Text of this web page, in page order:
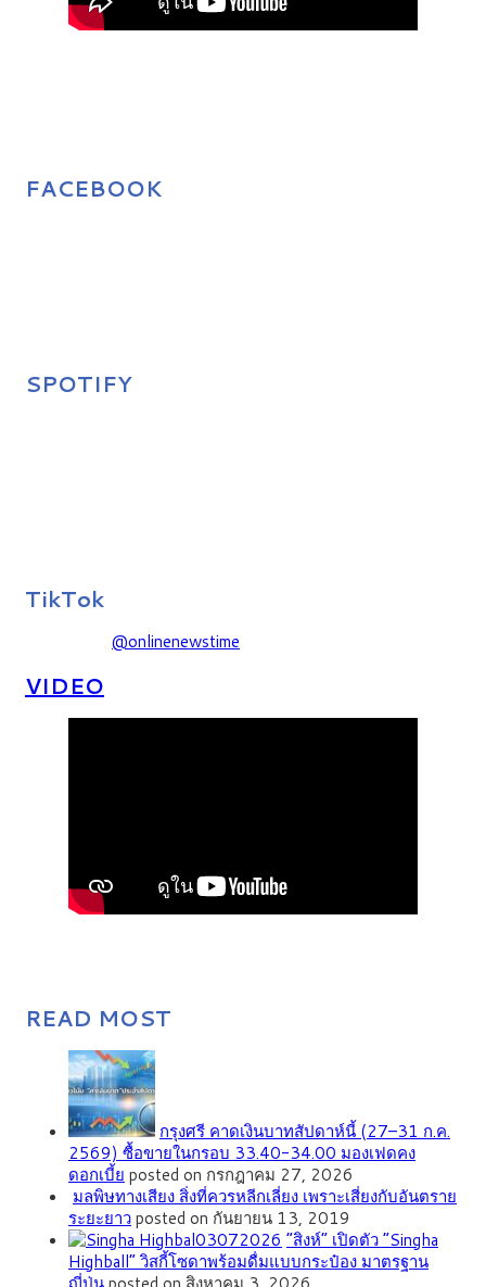
FACEBOOK
SPOTIFY
TikTok
@onlinenewstime
VIDEO
READ MOST
กรุงศรี คาดเงินบาทสัปดาห์นี้ (27–31 ก.ค.
2569) ซื้อขายในกรอบ 33.40-34.00 มองเฟดคง
ดอกเบี้ย posted on กรกฎาคม 27, 2026
มลพิษทางเสียง สิ่งที่ควรหลีกเลี่ยง เพราะเสี่ยงกับอันตราย
ระยะยาวposted on กันยายน 13, 2019
“สิงห์” เปิดตัว “Singha
Highball” วิสกี้โซดาพร้อมดื่มแบบกระป๋อง มาตรฐาน